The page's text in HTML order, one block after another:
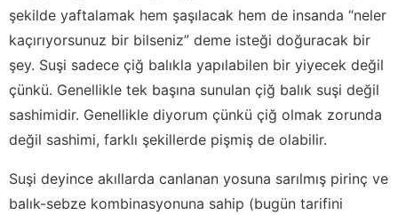
şekilde yaftalamak hem şaşılacak hem de insanda “neler
kaçırıyorsunuz bir bilseniz” deme isteği doğuracak bir
şey. Suşi sadece çiğ balıkla yapılabilen bir yiyecek değil
çünkü. Genellikle tek başına sunulan çiğ balık suşi değil
sashimidir. Genellikle diyorum çünkü çiğ olmak zorunda
değil sashimi, farklı şekillerde pişmiş de olabilir.
Suşi deyince akıllarda canlanan yosuna sarılmış pirinç ve
balık-sebze kombinasyonuna sahip (bugün tarifini